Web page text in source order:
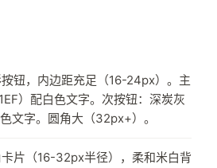
钮，内边距充足（16-24px）。主
）配白色文字。次按钮：深炭灰
文字。圆角大（32px+）。
片（16-32px半径），柔和米白背